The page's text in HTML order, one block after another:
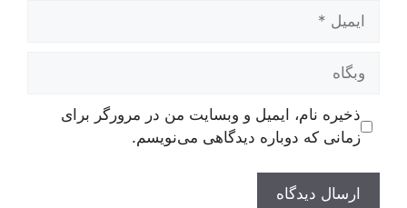
ایمیل
وبگاه
ذخیره نام، ایمیل و وبسایت من در مرورگر برای
زمانی که دوباره دیدگاهی می‌نویسم.